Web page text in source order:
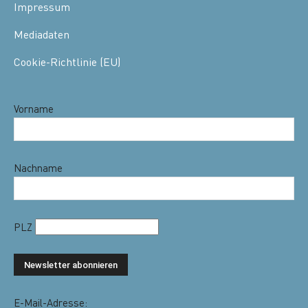
Impressum
Mediadaten
Cookie-Richtlinie (EU)
Vorname
Nachname
PLZ
E-Mail-Adresse: